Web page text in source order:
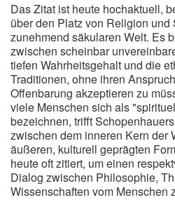
Das Zitat ist heute hochaktuell,
über den Platz von Religion
zunehmend säkularen Welt. Es
zwischen scheinbar
tiefen Wahrheitsgehalt und die
Traditionen, ohne ihren
Offenbarung akzeptieren zu
viele Menschen sich als
bezeichnen, trifft
zwischen dem inneren Kern der
äußeren, kulturell geprägten
heute oft zitiert, um einen
Dialog zwischen Philosophie,
Wissenschaften vom Menschen